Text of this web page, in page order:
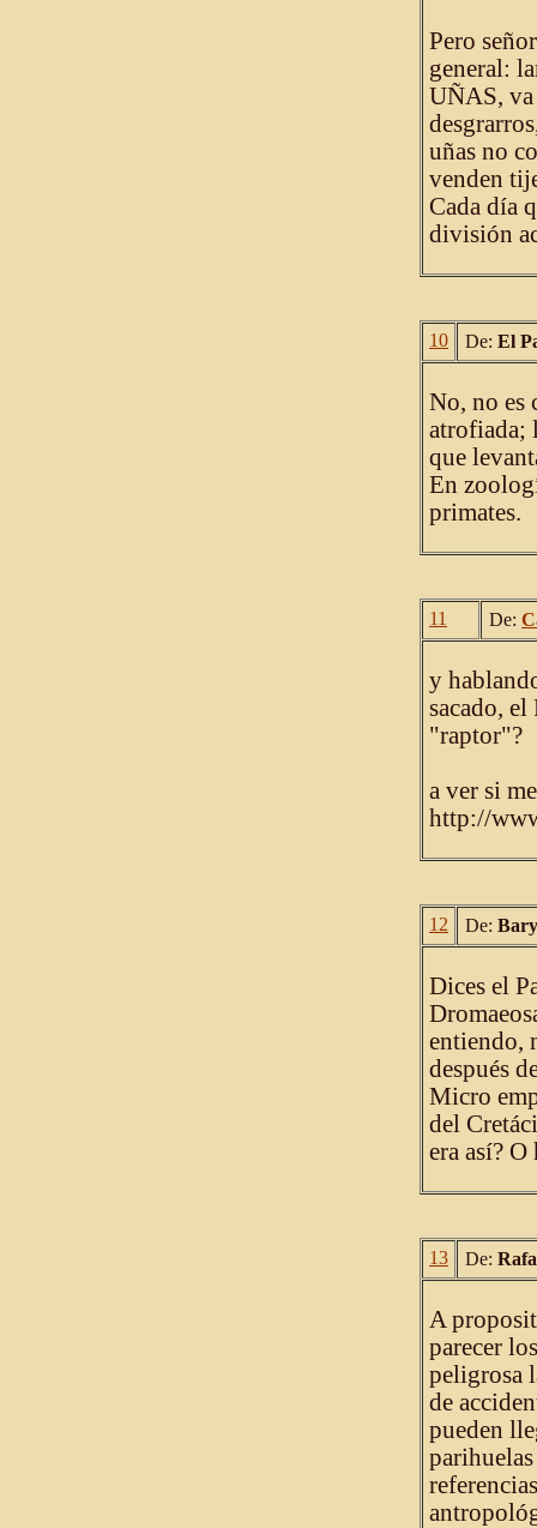
Pero
general:
UÑAS, va
uñas no
venden
Cada día
división
10 De: El
No, no es
atrofiada;
que
En
primates.
11 De:
y
sacado, el
"raptor"?
a ver si
http://
12 De:
Dices el
entiendo,
después
Micro
del
era así?
13 De: Rafa
A
parecer
peligrosa
de
pueden